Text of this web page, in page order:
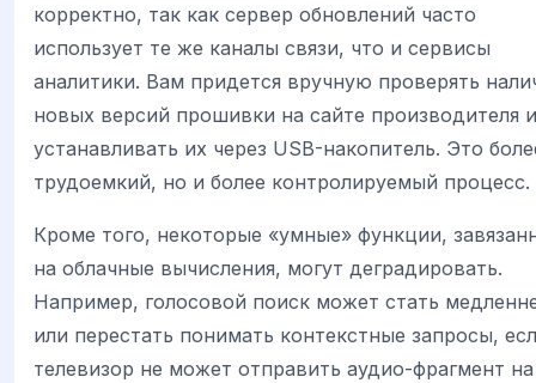
корректно, так как сервер обновлений часто
использует те же каналы связи, что и сервисы
аналитики. Вам придется вручную проверять
новых версий прошивки на сайте производителя и
устанавливать их через USB-накопитель. Это
трудоемкий, но и более контролируемый процесс.
Кроме того, некоторые «умные» функции,
на облачные вычисления, могут деградировать.
Например, голосовой поиск может стать
или перестать понимать контекстные запросы,
телевизор не может отправить аудио-фрагмент на